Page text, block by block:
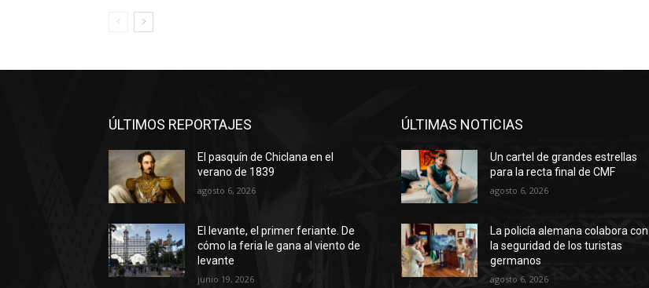
ÚLTIMOS REPORTAJES
El pasquín de Chiclana en el
verano de 1839
agosto 6, 2026
El levante, el primer feriante. De
cómo la feria le gana al viento de
levante
junio 19, 2026
ÚLTIMAS NOTICIAS
Un cartel de grandes estrellas
para la recta final de CMF
agosto 6, 2026
La policía alemana colabora con
la seguridad de los turistas
germanos
agosto 6, 2026